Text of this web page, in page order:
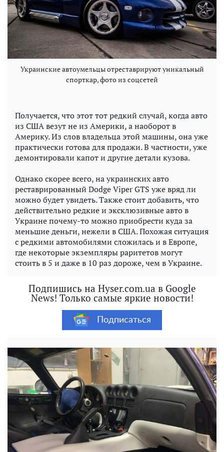
Украинские автоумельцы отреставрируют уникальный
спорткар, фото из соцсетей
Получается, что этот тот редкий случай, когда авто
из США везут не из Америки, а наоборот в
Америку. Из слов владельца этой машины, она уже
практически готова для продажи. В частности, уже
демонтировали капот и другие детали кузова.
Однако скорее всего, на украинских авто
реставрированный Dodge Viper GTS уже вряд ли
можно будет увидеть. Также стоит добавить, что
действительно редкие и эксклюзивные авто в
Украине почему-то можно приобрести куда за
меньшие деньги, нежели в США. Похожая ситуация
с редкими автомобилями сложилась и в Европе,
где некоторые экземпляры раритетов могут
стоить в 5 и даже в 10 раз дороже, чем в Украине.
Подпишись на Hyser.com.ua в Google
News! Только самые яркие новости!
Подписаться